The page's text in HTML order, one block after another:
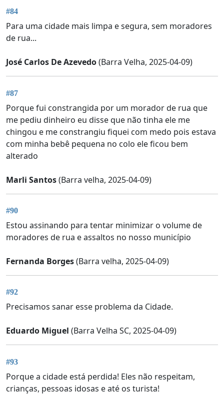
#84
Para uma cidade mais limpa e segura, sem moradores
de rua...
José Carlos De Azevedo(Barra Velha, 2025-04-09)
#87
Porque fui constrangida por um morador de rua que
me pediu dinheiro eu disse que não tinha ele me
chingou e me constrangiu fiquei com medo pois estava
com minha bebê pequena no colo ele ficou bem
alterado
Marli Santos(Barra velha, 2025-04-09)
#90
Estou assinando para tentar minimizar o volume de
moradores de rua e assaltos no nosso município
Fernanda Borges(Barra velha, 2025-04-09)
#92
Precisamos sanar esse problema da Cidade.
Eduardo Miguel (Barra Velha SC, 2025-04-09)
#93
Porque a cidade está perdida! Eles não respeitam,
crianças, pessoas idosas e até os turista!